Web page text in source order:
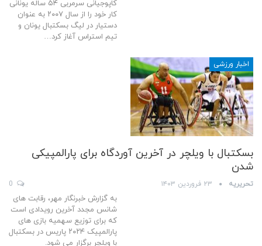
کاپوجیانی سرمربی ۵۴ ساله یونانی
کار خود را از سال ۲۰۰۷ به عنوان
دستیار در لیگ بسکتبال یونان و
تیم استراس آغاز کرد…
اخبار ورزشی
بسکتبال با ویلچر در آخرین آوردگاه برای پارالمپیکی
شدن
تحریریه ۲۳ فروردین ۱۴۰۳
به گزارش خبرنگار مهر، رقابت های
شانس مجدد آخرین رویدادی است
که برای توزیع سهمیه بازی های
پارالمپیک ۲۰۲۴ پاریس در بسکتبال
با ویلچر برگزار می شود.